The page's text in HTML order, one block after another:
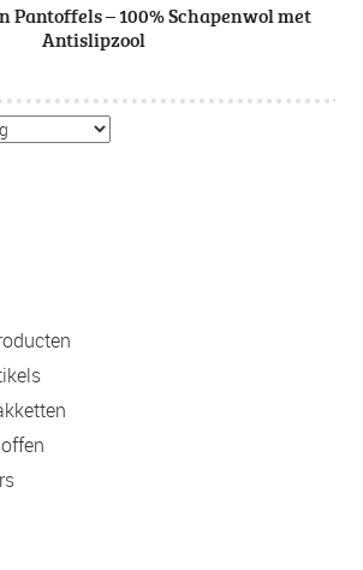
Pantoffels – 100% Schapenwol met
Antislipzool